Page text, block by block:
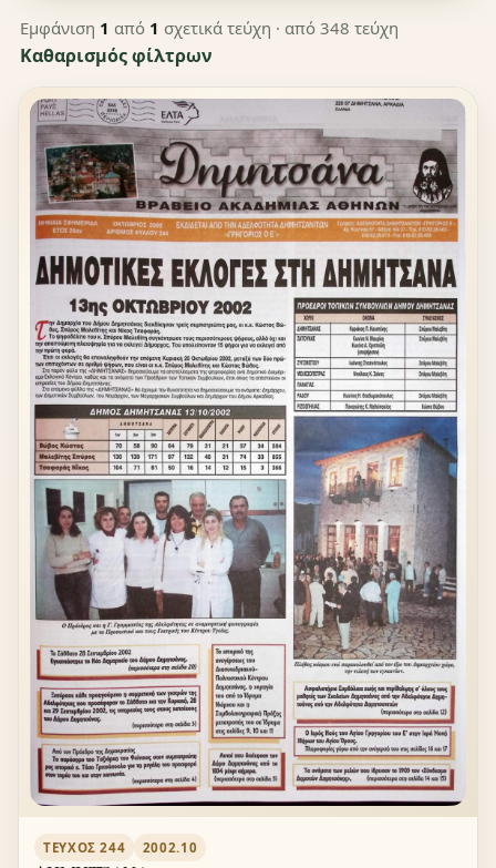
Εμφάνιση 1 από 1 σχετικά τεύχη · από 348 τεύχη
Καθαρισμός φίλτρων
ΤΕΎΧΟΣ 244 2002.10